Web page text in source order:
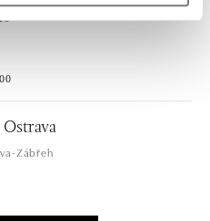
Zábřeh